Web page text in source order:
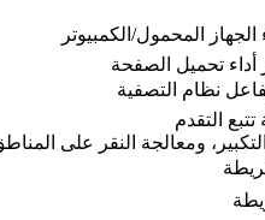
المحمول/الكمبيوتر
نظام التصفية
التقدم
ومعالجة النقر على